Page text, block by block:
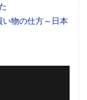
物の仕方～日本